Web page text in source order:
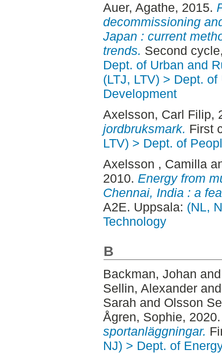
Auer, Agathe, 2015.
decommissioning
Japan : current
trends. Second
Dept. of Urban and
(LTJ, LTV) > Dept.
Development
Axelsson, Carl Filip,
jordbruksmark. First
LTV) > Dept. of
Axelsson , Camilla
2010. Energy from
Chennai, India : a
A2E. Uppsala: (NL,
Technology
B
Backman, Johan
Sellin, Alexander
Sarah and Olsson
Ågren, Sophie,
sportanläggningar.
NJ) > Dept. of